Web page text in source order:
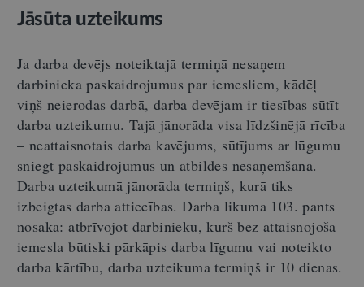
Jāsūta uzteikums
Ja darba devējs noteiktajā termiņā nesaņem
darbinieka paskaidrojumus par iemesliem, kādēļ
viņš neierodas darbā, darba devējam ir tiesības sūtīt
darba uzteikumu. Tajā jānorāda visa līdzšinējā rīcība
– neattaisnotais darba kavējums, sūtījums ar lūgumu
sniegt paskaidrojumus un atbildes nesaņemšana.
Darba uzteikumā jānorāda termiņš, kurā tiks
izbeigtas darba attiecības. Darba likuma 103. pants
nosaka: atbrīvojot darbinieku, kurš bez attaisnojoša
iemesla būtiski pārkāpis darba līgumu vai noteikto
darba kārtību, darba uzteikuma termiņš ir 10 dienas.